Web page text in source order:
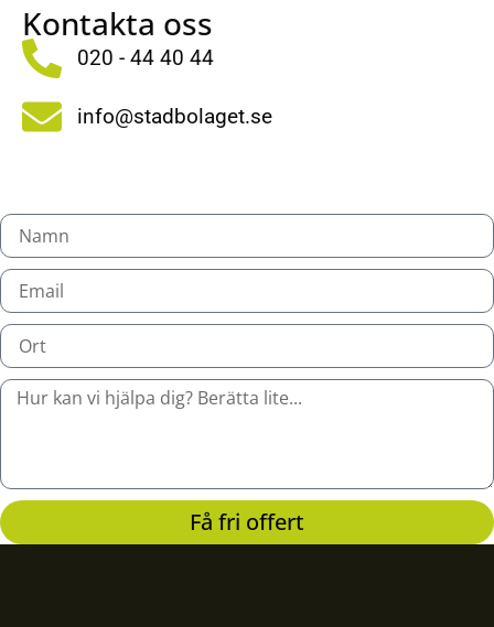
Kontakta oss
020 - 44 40 44
info@stadbolaget.se
Få fri offert